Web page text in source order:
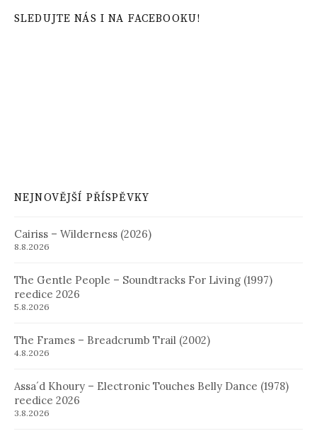
SLEDUJTE NÁS I NA FACEBOOKU!
NEJNOVĚJŠÍ PŘÍSPĚVKY
Cairiss – Wilderness (2026)
8.8.2026
The Gentle People – Soundtracks For Living (1997)
reedice 2026
5.8.2026
The Frames – Breadcrumb Trail (2002)
4.8.2026
Assa´d Khoury – Electronic Touches Belly Dance (1978)
reedice 2026
3.8.2026